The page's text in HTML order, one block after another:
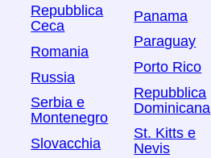
Repubblica
Ceca
Romania
Russia
Serbia e
Montenegro
Slovacchia
Panama
Paraguay
Porto Rico
Repubblica
Dominicana
St. Kitts e
Nevis